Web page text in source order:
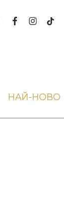
facebookinstagram
tiktok
НАЙ-НОВО